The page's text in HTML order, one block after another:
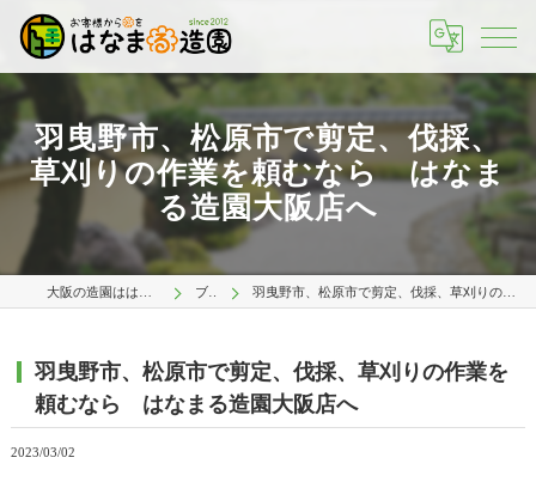
羽曳野市、松原市で剪定、伐採、
草刈りの作業を頼むなら はなま
る造園大阪店へ
ブログ 羽曳野市、松原市で剪定、伐採、草刈りの作業を頼むなら はなまる造園大阪店へ
羽曳野市、松原市で剪定、伐採、草刈りの作業を
頼むなら はなまる造園大阪店へ
2023/03/02